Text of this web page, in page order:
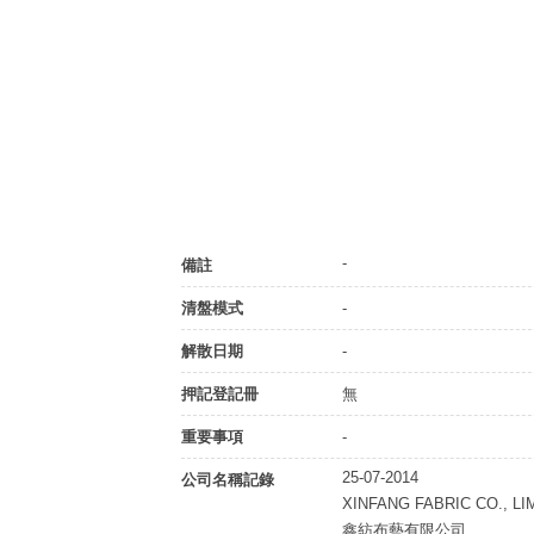
備註 -
清盤模式 -
解散日期 -
押記登記冊 無
重要事項 -
公司名稱記錄
25-07-2014
XINFANG FABRIC CO.,
鑫紡布藝有限公司